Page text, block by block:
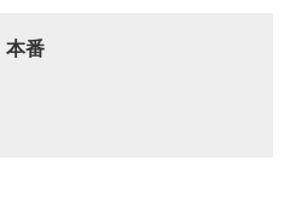
本番